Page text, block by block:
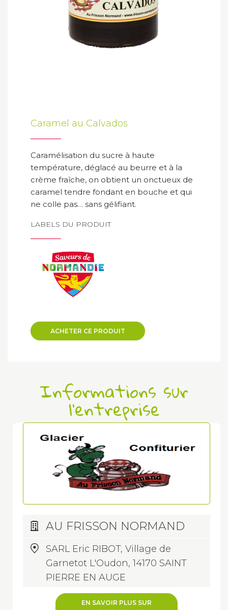
Caramel au Calvados
Caramélisation du sucre à haute
température, déglacé au beurre et à la
crème fraîche, on obtient un onctueux de
caramel tendre fondant en bouche et qui
ne colle pas… sans gélifiant.
LABELS DU PRODUIT
ACHETER CE PRODUIT
Informations sur
l'entreprise
AU FRISSON NORMAND
SARL Eric RIBOT, Village de
Garnetot L'Oudon, 14170 SAINT
PIERRE EN AUGE
EN SAVOIR PLUS SUR